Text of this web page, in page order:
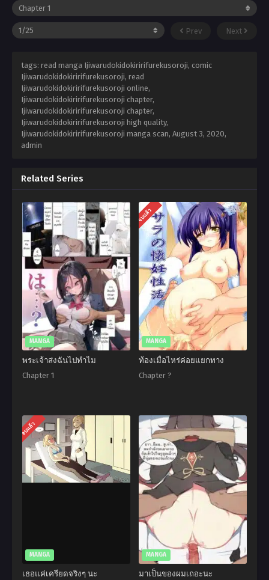
Prev Next
tags: read manga Ijiwarudokidokiririfurekusoroji, comic
Ijiwarudokidokiririfurekusoroji, read
Ijiwarudokidokiririfurekusoroji online,
Ijiwarudokidokiririfurekusoroji chapter,
Ijiwarudokidokiririfurekusoroji chapter,
Ijiwarudokidokiririfurekusoroji high quality,
Ijiwarudokidokiririfurekusoroji manga scan, August 3, 2020,
admin
Related Series
MANGA
พระเจ้าส่งฉันไปทำไม
Chapter 1
จบแล้ว
MANGA
ท้องเมื่อไหร่ค่อยแยกทาง
Chapter ?
จบแล้ว
MANGA
เธอแค่เครียดจริงๆ นะ
MANGA
มาเป็นของผมเถอะนะ